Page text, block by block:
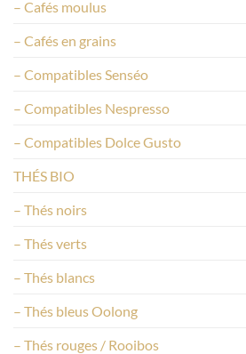
– Cafés moulus
– Cafés en grains
– Compatibles Senséo
– Compatibles Nespresso
– Compatibles Dolce Gusto
THÉS BIO
– Thés noirs
– Thés verts
– Thés blancs
– Thés bleus Oolong
– Thés rouges / Rooibos